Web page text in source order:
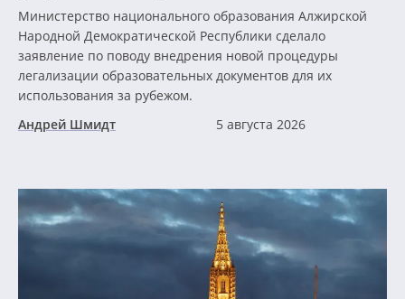
Министерство национального образования Алжирской
Народной Демократической Республики сделало
заявление по поводу внедрения новой процедуры
легализации образовательных документов для их
использования за рубежом.
Андрей Шмидт
5 августа 2026